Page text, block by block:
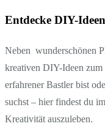
Entdecke DIY-Ideen
Neben wunderschönen
kreativen DIY-Ideen
erfahrener Bastler bist
suchst – hier findest du
Kreativität auszuleben.